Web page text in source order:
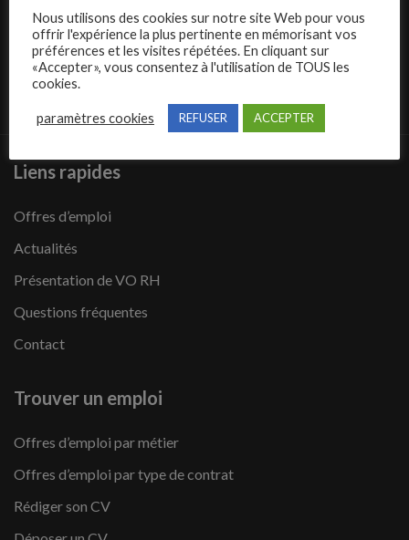
Entreprises Candidats
Nous suivre
Liens rapides
Offres d’emploi
Actualités
Présentation de VO RH
Questions fréquentes
Contact
Trouver un emploi
Offres d’emploi par métier
Offres d’emploi par type de contrat
Rédiger son CV
Nous utilisons des cookies sur notre site Web pour vous
offrir l'expérience la plus pertinente en mémorisant vos
préférences et les visites répétées. En cliquant sur
«Accepter», vous consentez à l'utilisation de TOUS les
cookies.
paramètres cookies REFUSER ACCEPTER